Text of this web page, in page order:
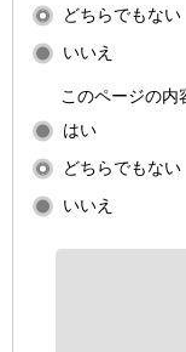
どちらでもない
いいえ
このページの内
はい
どちらでもない
いいえ